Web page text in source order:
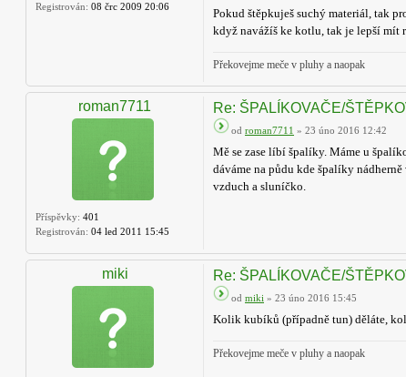
Registrován: 08 črc 2009 20:06
Pokud štěpkuješ suchý materiál, tak
když navážíš ke kotlu, tak je lepší mít
Překovejme meče v pluhy a naopak
roman7711
Příspěvky: 401
Registrován: 04 led 2011 15:45
Re: ŠPALÍKOVAČE/
od roman7711 » 23 úno 2016 12:42
Mě se zase líbí špalíky. Máme u
dáváme na půdu kde špalíky
vzduch a sluníčko.
miki Re: ŠPALÍKOVAČE/
od miki » 23 úno 2016 15:45
Kolik kubíků (případně tun) děláte,
Překovejme meče v pluhy a naopak